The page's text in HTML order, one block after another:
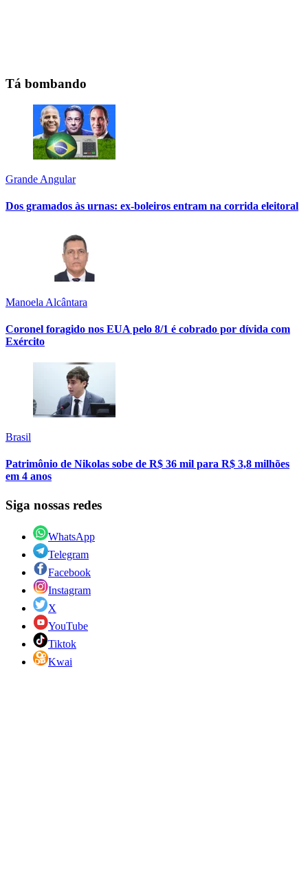
Tá bombando
Grande Angular
Dos gramados às urnas: ex-boleiros entram na corrida eleitoral
Manoela Alcântara
Coronel foragido nos EUA pelo 8/1 é cobrado por dívida com
Exército
Brasil
Patrimônio de Nikolas sobe de R$ 36 mil para R$ 3,8 milhões
em 4 anos
Siga nossas redes
WhatsApp
Telegram
Facebook
Instagram
X
YouTube
Tiktok
Kwai